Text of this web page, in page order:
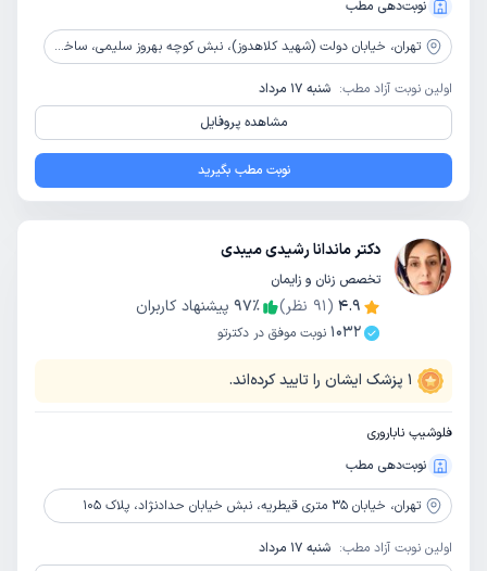
نوبت‌دهی مطب
تهران، خیابان دولت (شهید کلاهدوز)، نبش کوچه بهروز سلیمی، ساختمان سپیدار، پلاک 46، طبقه 2 واحد 8
اولین نوبت آزاد مطب: شنبه 17 مرداد
مشاهده پروفایل
نوبت مطب بگیرید
دکتر ماندانا رشیدی میبدی
تخصص زنان و زایمان
4.9
(
91 نظر) 97٪
پیشنهاد کاربران
1032 نوبت موفق در دکترتو
1 پزشک ایشان را تایید کرده‌اند.
فلوشیپ ناباروری
نوبت‌دهی مطب
تهران، خیابان 35 متری قیطریه، نبش خیابان حدادنژاد، پلاک 105
اولین نوبت آزاد مطب: شنبه 17 مرداد